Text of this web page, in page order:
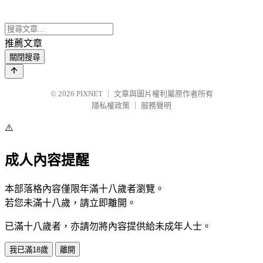
推薦文章
關閉搜尋
© 2026 PIXNET
文章與圖片權利屬原作者所有
隱私權政策
服務聲明
⚠️
成人內容提醒
本部落格內容僅限年滿十八歲者瀏覽。
若您未滿十八歲，請立即離開。
已滿十八歲者，亦請勿將內容提供給未成年人士。
我已滿18歲 離開